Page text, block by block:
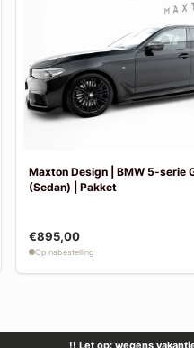
Maxton Design | BMW 5-serie
(Sedan) | Pakket
€895,00
Op nabestelling
!! Let op: wegens